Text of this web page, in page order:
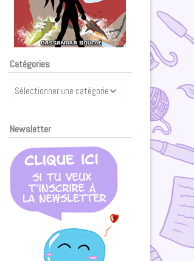
Catégories
Newsletter